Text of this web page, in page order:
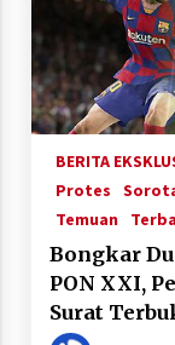
BERITA
Protes
Temuan
Bongkar
PON XXI,
Surat